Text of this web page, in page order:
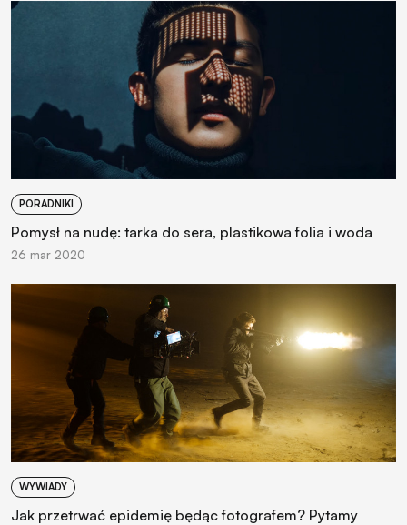
PORADNIKI
Pomysł na nudę: tarka do sera, plastikowa folia i woda
26 mar 2020
WYWIADY
Jak przetrwać epidemię będąc fotografem? Pytamy